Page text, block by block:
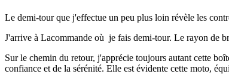
Le demi-tour que j'effectue un peu plus loin révèle les
J'arrive à Lacommande où je fais demi-tour. Le rayon de
Sur le chemin du retour, j'apprécie toujours autant cette
confiance et de la sérénité. Elle est évidente cette moto,